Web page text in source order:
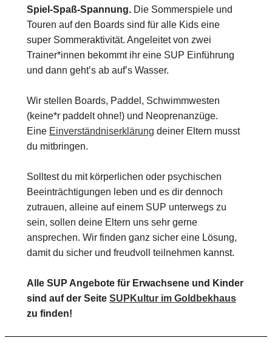
Spiel-Spaß-Spannung.Die Sommerspiele und
Touren auf den Boards sind für alle Kids eine
super Sommeraktivität. Angeleitet von zwei
Trainer*innen bekommt ihr eine SUP Einführung
und dann geht’s ab auf’s Wasser.
Wir stellen Boards, Paddel, Schwimmwesten
(keine*r paddelt ohne!) und Neoprenanzüge.
Eine Einverständniserklärung deiner Eltern musst
du mitbringen.
Solltest du mit körperlichen oder psychischen
Beeinträchtigungen leben und es dir dennoch
zutrauen, alleine auf einem SUP unterwegs zu
sein, sollen deine Eltern uns sehr gerne
ansprechen. Wir finden ganz sicher eine Lösung,
damit du sicher und freudvoll teilnehmen kannst.
Alle SUP Angebote für Erwachsene und Kinder
sind auf der Seite SUPKultur im Goldbekhaus
zu finden!